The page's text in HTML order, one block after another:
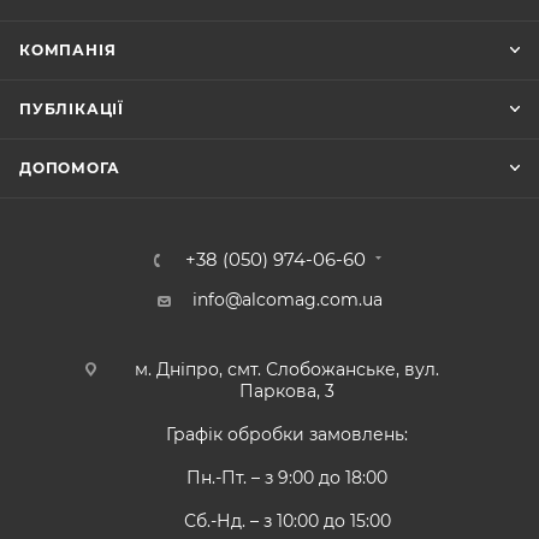
КОМПАНІЯ
ПУБЛІКАЦІЇ
ДОПОМОГА
+38 (050) 974-06-60
info@alcomag.com.ua
м. Дніпро, смт. Слобожанське, вул.
Паркова, 3
Графік обробки замовлень:
Пн.-Пт. – з 9:00 до 18:00
Сб.-Нд. – з 10:00 до 15:00